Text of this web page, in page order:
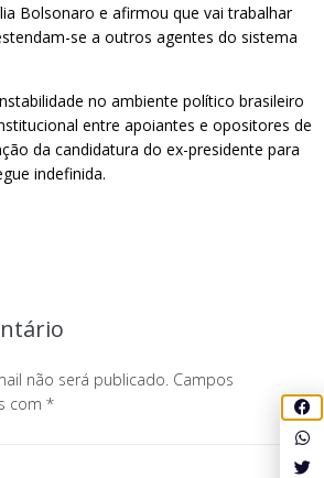
Bolsonaro e afirmou que vai trabalhar
se a outros agentes do sistema
no ambiente político brasileiro
entre apoiantes e opositores de
da candidatura do ex-presidente para
indefinida.
não será publicado. Campos
com *